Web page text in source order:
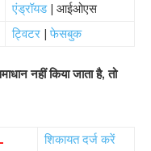
एंड्रॉयड| आईओएस
ट्विटर |फेसबुक
नहीं किया जाता है, तो
शिकायत दर्ज करें